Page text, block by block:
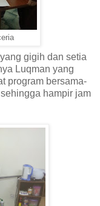
gigih dan setia
Luqman yang
program bersama-
hampir jam